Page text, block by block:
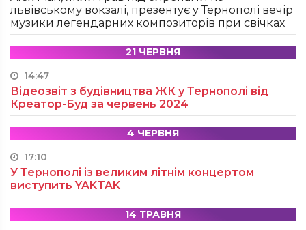
львівському вокзалі, презентує у Тернополі вечір
музики легендарних композиторів при свічках
21 ЧЕРВНЯ
14:47
Відеозвіт з будівництва ЖК у Тернополі від
Креатор-Буд за червень 2024
4 ЧЕРВНЯ
17:10
У Тернополі із великим літнім концертом
виступить YAKTAK
14 ТРАВНЯ